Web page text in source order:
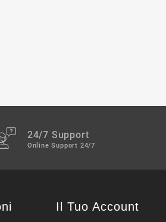
24/7 Support
Online Support 24/7
Il Tuo Account